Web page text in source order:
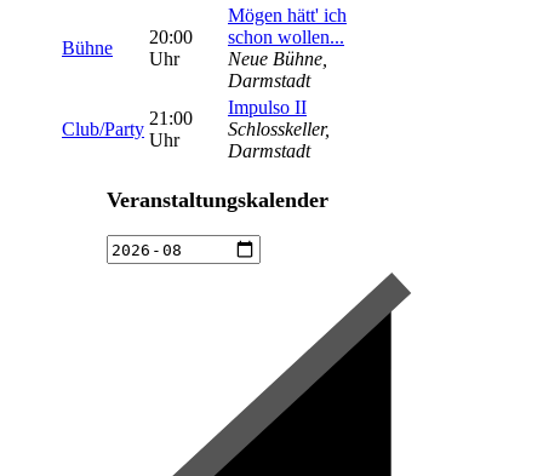
Bühne
20:00
Uhr
Mögen hätt' ich
schon wollen...
Neue Bühne,
Darmstadt
Club/Party
21:00
Uhr
Impulso II
Schlosskeller,
Darmstadt
Veranstaltungskalender